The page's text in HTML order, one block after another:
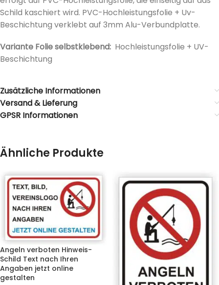
Schild kaschiert wird. PVC-Hochleistungsfolie + Uv-
Beschichtung verklebt auf 3mm Alu-Verbundplatte.
Variante Folie selbstklebend: Hochleistungsfolie + UV-
Beschichtung
Zusätzliche Informationen
Versand & Lieferung
GPSR Informationen
Ähnliche Produkte
Angeln verboten Hinweis-
Schild Text nach Ihren
Angaben jetzt online
gestalten